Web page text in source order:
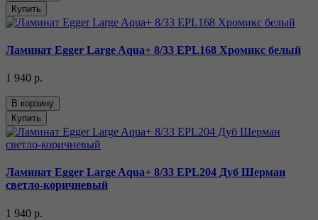
Купить
Ламинат Egger Large Aqua+ 8/33 EPL168 Хромикс белый
1 940 р.
В корзину
Купить
Ламинат Egger Large Aqua+ 8/33 EPL204 Дуб Шерман
светло-коричневый
1 940 р.